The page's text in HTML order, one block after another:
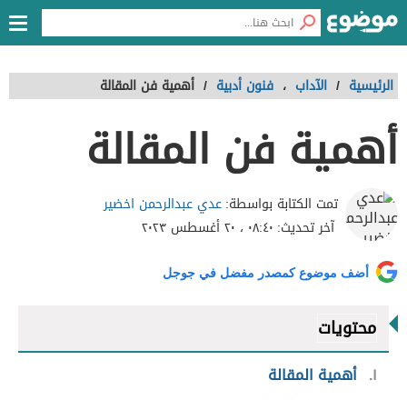
الرئيسية / الآداب ، فنون أدبية / أهمية فن المقالة
أهمية فن المقالة
تمت الكتابة بواسطة:عدي عبدالرحمن اخضير
آخر تحديث: ٠٨:٤٠ ، ٢٠ أغسطس ٢٠٢٣
أضف موضوع كمصدر مفضل في جوجل
محتويات
١ أهمية المقالة